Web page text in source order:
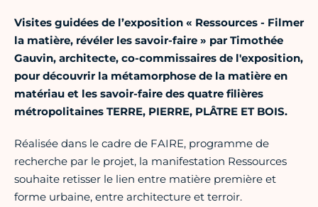
Visites guidées de l’exposition « Ressources - Filmer
la matière, révéler les savoir-faire » par Timothée
Gauvin, architecte, co-commissaires de l'exposition,
pour découvrir la métamorphose de la matière en
matériau et les savoir-faire des quatre filières
métropolitaines TERRE, PIERRE, PLÂTRE ET BOIS.
Réalisée dans le cadre de FAIRE, programme de
recherche par le projet, la manifestation Ressources
souhaite retisser le lien entre matière première et
forme urbaine, entre architecture et terroir.